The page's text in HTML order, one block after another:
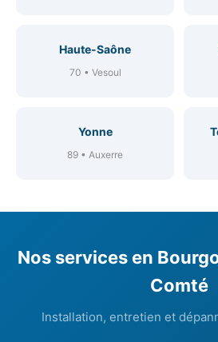
Haute-Saône
70 • Vesoul
Yonne
89 • Auxerre
Nos services en
Comté
Installation, entretien et